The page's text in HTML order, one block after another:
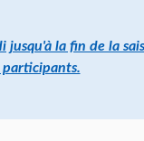
jusqu'à la fin de la
participants.